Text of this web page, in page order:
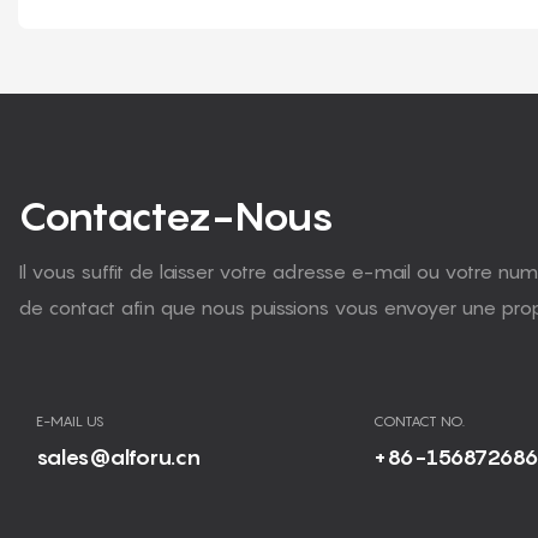
Contactez-Nous
Il vous suffit de laisser votre adresse e-mail ou votre
de contact afin que nous puissions vous envoyer une
E-MAIL US
sales@alforu.cn
CONTACT NO.
+86-